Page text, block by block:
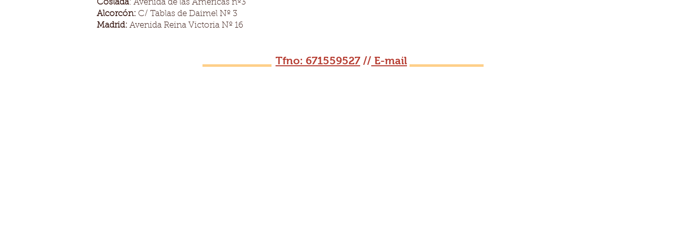
Tfno: 671559527 // E-mail
Coslada: Avenida de las Américas nº3
Alcorcón: C/ Tablas de Daimel Nº 3
Madrid: Avenida Reina Victoria Nº 16